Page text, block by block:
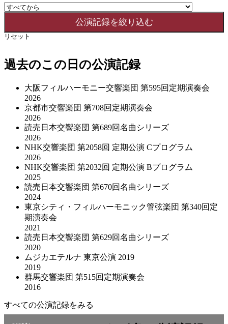
リセット
過去のこの日の公演記録
大阪フィルハーモニー交響楽団 第595回定期演奏会
2026
京都市交響楽団 第708回定期演奏会
2026
読売日本交響楽団 第689回名曲シリーズ
2026
NHK交響楽団 第2058回 定期公演 Cプログラム
2026
NHK交響楽団 第2032回 定期公演 Bプログラム
2025
読売日本交響楽団 第670回名曲シリーズ
2024
東京シティ・フィルハーモニック管弦楽団 第340回定
期演奏会
2021
読売日本交響楽団 第629回名曲シリーズ
2020
ムジカエテルナ 東京公演 2019
2019
群馬交響楽団 第515回定期演奏会
2016
すべての公演記録をみる